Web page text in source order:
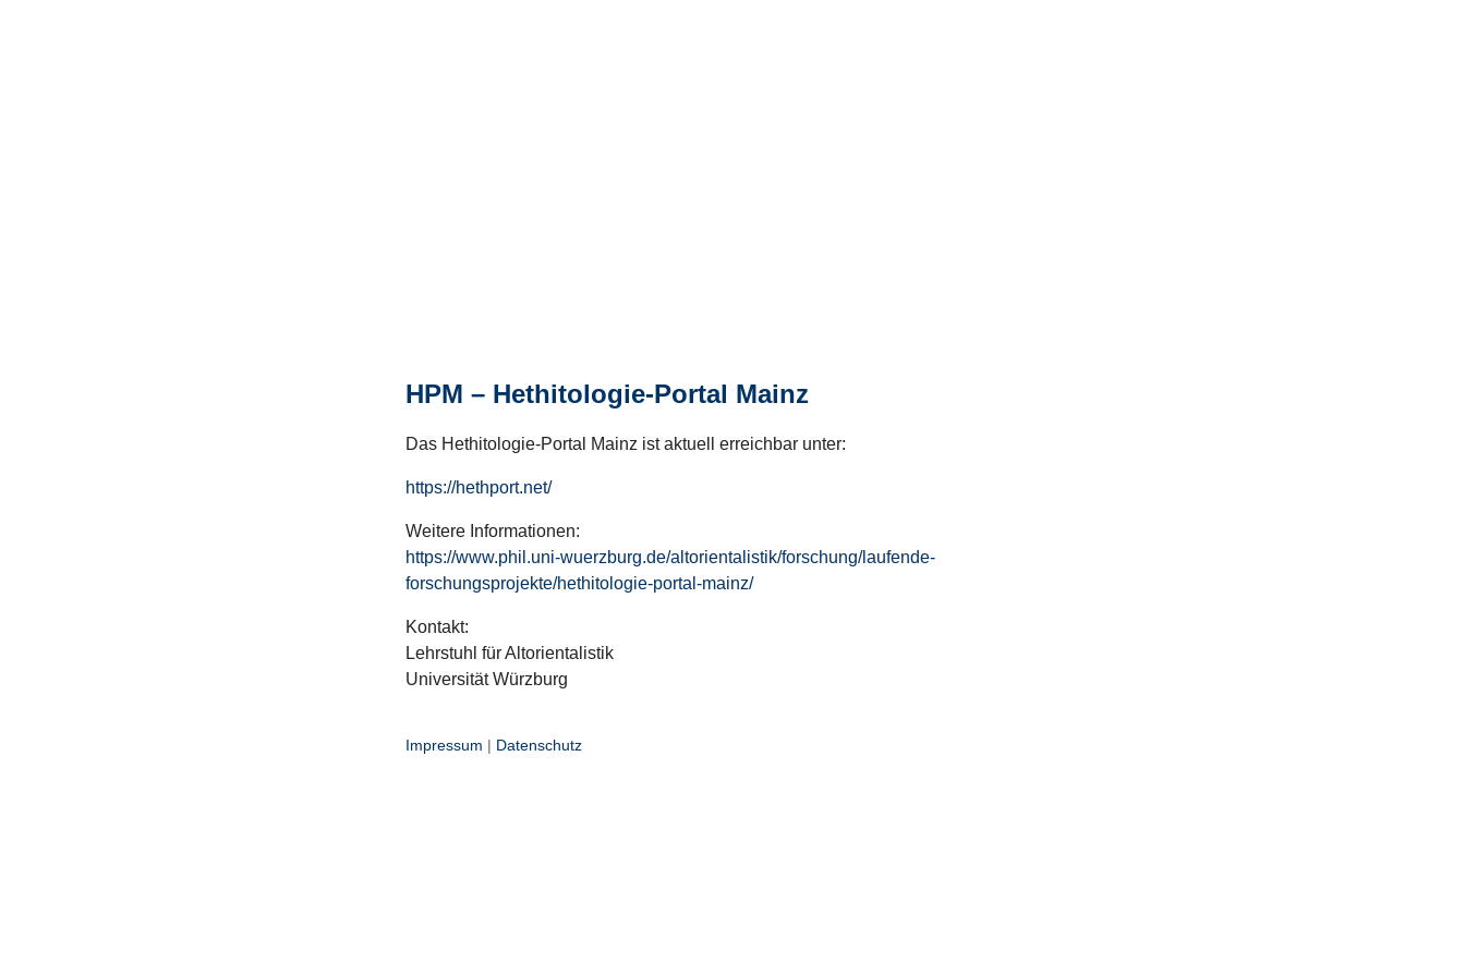
HPM – Hethitologie-Portal Mainz
Das Hethitologie-Portal Mainz ist aktuell erreichbar unter:
https://hethport.net/
Weitere Informationen:
https://www.phil.uni-wuerzburg.de/altorientalistik/forschung/laufende-
forschungsprojekte/hethitologie-portal-mainz/
Kontakt:
Lehrstuhl für Altorientalistik
Universität Würzburg
Impressum | Datenschutz